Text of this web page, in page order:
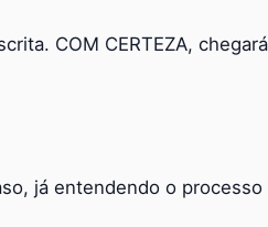
COM CERTEZA, chegará
já entendendo o processo